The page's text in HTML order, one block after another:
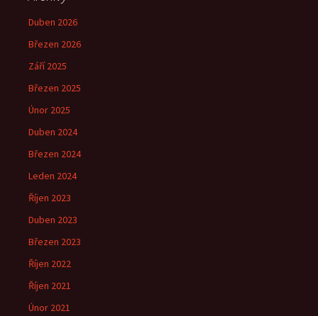
Duben 2026
Březen 2026
Září 2025
Březen 2025
Únor 2025
Duben 2024
Březen 2024
Leden 2024
Říjen 2023
Duben 2023
Březen 2023
Říjen 2022
Říjen 2021
Únor 2021